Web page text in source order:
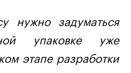
нужно задуматься
упаковке уже
этапе разработки